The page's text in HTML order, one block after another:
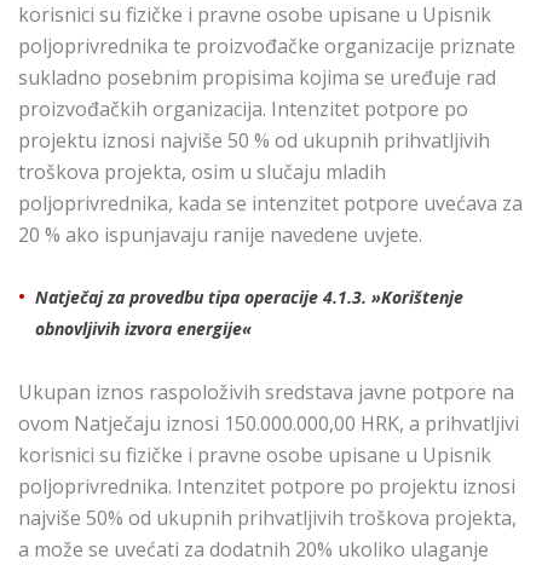
korisnici su fizičke i pravne osobe upisane u Upisnik
poljoprivrednika te proizvođačke organizacije priznate
sukladno posebnim propisima kojima se uređuje rad
proizvođačkih organizacija. Intenzitet potpore po
projektu iznosi najviše 50 % od ukupnih prihvatljivih
troškova projekta, osim u slučaju mladih
poljoprivrednika, kada se intenzitet potpore uvećava za
20 % ako ispunjavaju ranije navedene uvjete.
Natječaj za provedbu tipa operacije 4.1.3. »Korištenje
obnovljivih izvora energije«
Ukupan iznos raspoloživih sredstava javne potpore na
ovom Natječaju iznosi 150.000.000,00 HRK, a prihvatljivi
korisnici su fizičke i pravne osobe upisane u Upisnik
poljoprivrednika. Intenzitet potpore po projektu iznosi
najviše 50% od ukupnih prihvatljivih troškova projekta,
a može se uvećati za dodatnih 20% ukoliko ulaganje